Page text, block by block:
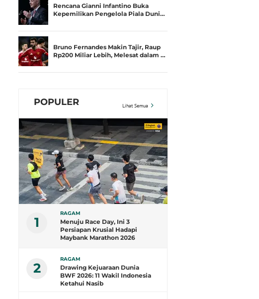
Rencana Gianni Infantino Buka
Kepemilikan Pengelola Piala Duni…
Bruno Fernandes Makin Tajir, Raup
Rp200 Miliar Lebih, Melesat dalam …
POPULER Lihat Semua
1
RAGAM
Menuju Race Day, Ini 3
Persiapan Krusial Hadapi
Maybank Marathon 2026
2
RAGAM
Drawing Kejuaraan Dunia
BWF 2026: 11 Wakil Indonesia
Ketahui Nasib